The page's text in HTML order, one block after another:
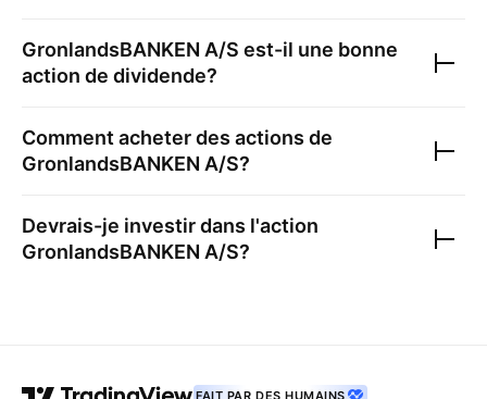
GronlandsBANKEN A/S est-il une bonne
action de dividende?
Comment acheter des actions de
GronlandsBANKEN A/S?
Devrais-je investir dans l'action
GronlandsBANKEN A/S?
FAIT PAR DES HUMAINS